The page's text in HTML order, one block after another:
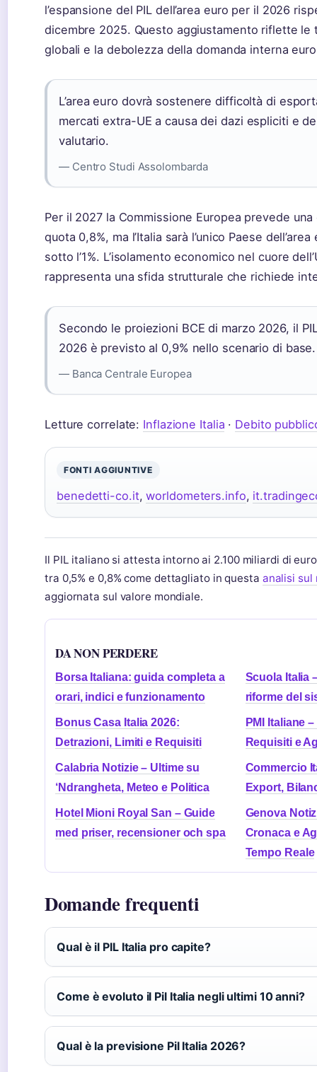
l’espansione del PIL dell’area euro per il 2026
dicembre 2025. Questo aggiustamento riflette le
globali e la debolezza della domanda interna
L’area euro dovrà sostenere difficoltà di
mercati extra-UE a causa dei dazi espliciti e
valutario.
— Centro Studi Assolombarda
Per il 2027 la Commissione Europea prevede una
quota 0,8%, ma l’Italia sarà l’unico Paese
sotto l’1%. L’isolamento economico nel cuore
rappresenta una sfida strutturale che richiede
Secondo le proiezioni BCE di marzo 2026, il
2026 è previsto al 0,9% nello scenario di base.
— Banca Centrale Europea
Letture correlate: Inflazione Italia · Debito
FONTI AGGIUNTIVE
benedetti-co.it,worldometers.info,
Il PIL italiano si attesta intorno ai 2.100 miliardi di
tra 0,5% e 0,8% come dettagliato in questa analisi sul
aggiornata sul valore mondiale.
DA NON PERDERE
Borsa Italiana: guida completa a
orari, indici e funzionamento
Scuola Italia
riforme del
Bonus Casa Italia 2026:
Detrazioni, Limiti e Requisiti
PMI Italiane
Requisiti e
Calabria Notizie – Ultime su
‘Ndrangheta, Meteo e Politica
Commercio
Export,
Hotel Mioni Royal San – Guide
med priser, recensioner och spa
Genova
Cronaca e
Tempo Reale
Domande frequenti
Qual è il PIL Italia pro capite?
Come è evoluto il Pil Italia negli ultimi 10 anni?
Qual è la previsione Pil Italia 2026?